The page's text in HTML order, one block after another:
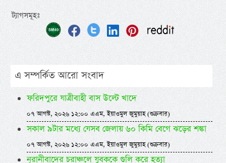
ট্যাগসমূহঃ
এ সম্পর্কিত আরো সংবাদ
ফরিদপুরে যাত্রীবাহী বাস উল্টে খাদে
০৭ আগস্ট, ২০২৬ ১২:০০ এএম, ইয়াওমুল জুমুয়াহ (শুক্রবার)
সকাল ৯টার মধ্যে যেসব জেলায় ৬০ কিমি বেগে ঝড়ের শঙ্কা
০৭ আগস্ট, ২০২৬ ১২:০০ এএম, ইয়াওমুল জুমুয়াহ (শুক্রবার)
নূরানীবাদের চরাঞ্চলে যুবককে গুলি করে হত্যা